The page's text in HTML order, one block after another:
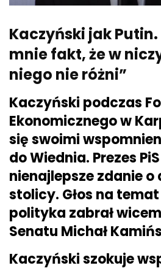
Kaczyński jak Putin.
mnie fakt, że w
niego nie różni”
Kaczyński podczas
Ekonomicznego w
się swoimi
do Wiednia. Prezes
nienajlepsze zdanie
stolicy. Głos na
polityka zabrał
Senatu Michał
Kaczyński szokuje